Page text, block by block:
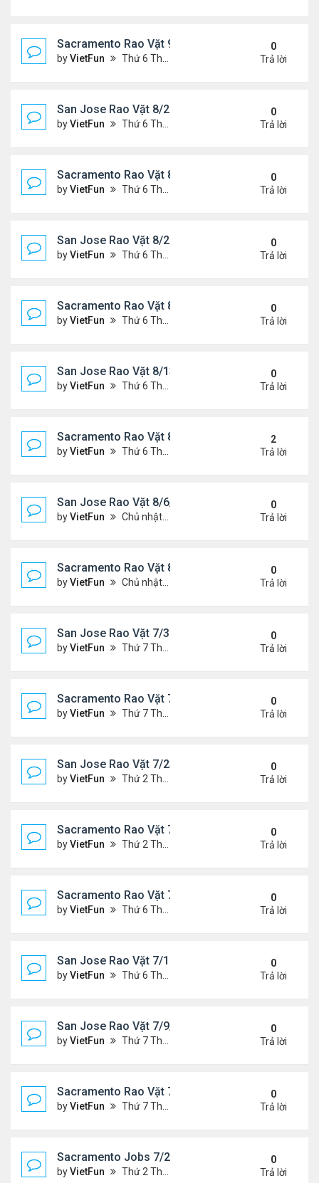
Sacramento Rao Vặt 9/10/21- 9/17/21
byVietFun Thứ 6 Tháng 9 10, 2021 1:39 pm
0
Trả lời
San Jose Rao Vặt 8/27/21- 9/3/21
byVietFun Thứ 6 Tháng 8 27, 2021 9:56 am
0
Trả lời
Sacramento Rao Vặt 8/27/21- 9/3/21
byVietFun Thứ 6 Tháng 8 27, 2021 9:50 am
0
Trả lời
San Jose Rao Vặt 8/20/21- 8/27/21
byVietFun Thứ 6 Tháng 8 20, 2021 2:15 pm
0
Trả lời
Sacramento Rao Vặt 8/20/21- 8/27/21
byVietFun Thứ 6 Tháng 8 20, 2021 2:08 pm
0
Trả lời
San Jose Rao Vặt 8/13/21- 8/20/21
byVietFun Thứ 6 Tháng 8 13, 2021 11:35 am
0
Trả lời
Sacramento Rao Vặt 8/13/21- 8/20/21
byVietFun Thứ 6 Tháng 8 13, 2021 11:27 am
2
Trả lời
San Jose Rao Vặt 8/6/21- 8/13/21
byVietFun Chủ nhật Tháng 8 08, 2021 6:21 pm
0
Trả lời
Sacramento Rao Vặt 8/6/21- 8/13/21
byVietFun Chủ nhật Tháng 8 08, 2021 6:15 pm
0
Trả lời
San Jose Rao Vặt 7/30/21- 8/6/21
byVietFun Thứ 7 Tháng 7 31, 2021 10:31 am
0
Trả lời
Sacramento Rao Vặt 7/30/21- 8/6/21
byVietFun Thứ 7 Tháng 7 31, 2021 10:22 am
0
Trả lời
San Jose Rao Vặt 7/23/21- 7/30/21
byVietFun Thứ 2 Tháng 7 26, 2021 4:19 pm
0
Trả lời
Sacramento Rao Vặt 7/23/21- 7/30/21
byVietFun Thứ 2 Tháng 7 26, 2021 4:13 pm
0
Trả lời
Sacramento Rao Vặt 7/16/21- 7/23/21
byVietFun Thứ 6 Tháng 7 16, 2021 10:33 am
0
Trả lời
San Jose Rao Vặt 7/16/21- 7/23/21
byVietFun Thứ 6 Tháng 7 16, 2021 10:25 am
0
Trả lời
San Jose Rao Vặt 7/9/21- 7/16/21
byVietFun Thứ 7 Tháng 7 10, 2021 9:58 am
0
Trả lời
Sacramento Rao Vặt 7/9/21- 7/16/21
byVietFun Thứ 7 Tháng 7 10, 2021 9:47 am
0
Trả lời
Sacramento Jobs 7/2/21- 7/9/21
byVietFun Thứ 2 Tháng 7 05, 2021 2:52 pm
0
Trả lời